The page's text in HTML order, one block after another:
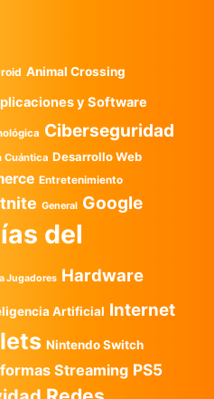
Animal Crossing
y Software
Ciberseguridad
Cuántica Desarrollo Web
Entretenimiento
General Google
del
Jugadores Hardware
Artificial Internet
Nintendo Switch
Streaming PS5